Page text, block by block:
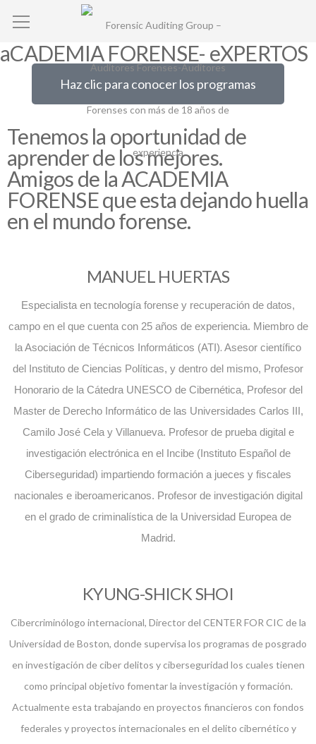
aCADEMIA FORENSE- eXPERTOS
Haz clic para conocer los programas
Tenemos la oportunidad de
aprender de los mejores.
Amigos de la ACADEMIA
FORENSE que esta dejando huella
en el mundo forense.
MANUEL HUERTAS
Especialista en tecnología forense y recuperación de datos,
campo en el que cuenta con 25 años de experiencia. Miembro de
la Asociación de Técnicos Informáticos (ATI). Asesor científico
del Instituto de Ciencias Políticas, y dentro del mismo, Profesor
Honorario de la Cátedra UNESCO de Cibernética, Profesor del
Master de Derecho Informático de las Universidades Carlos III,
Camilo José Cela y Villanueva. Profesor de prueba digital e
investigación electrónica en el Incibe (Instituto Español de
Ciberseguridad) impartiendo formación a jueces y fiscales
nacionales e iberoamericanos. Profesor de investigación digital
en el grado de criminalística de la Universidad Europea de
Madrid.
KYUNG-SHICK SHOI
Cibercriminólogo internacional, Director del CENTER FOR CIC de la
Universidad de Boston, donde supervisa los programas de posgrado
en investigación de ciber delitos y ciberseguridad los cuales tienen
como principal objetivo fomentar la investigación y formación.
Actualmente esta trabajando en proyectos financieros con fondos
federales y proyectos internacionales en el delito cibernético y